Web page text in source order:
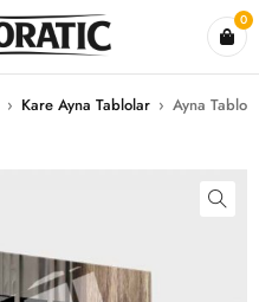
0
› Kare Ayna Tablolar › Ayna Tablo